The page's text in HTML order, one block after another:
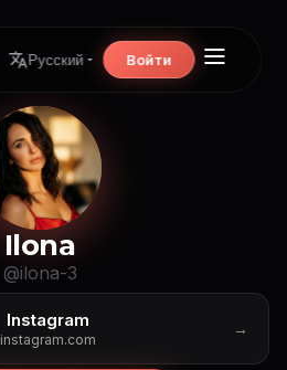
Русский Войти
Ilona
@ilona-3
Instagram
instagram.com
→